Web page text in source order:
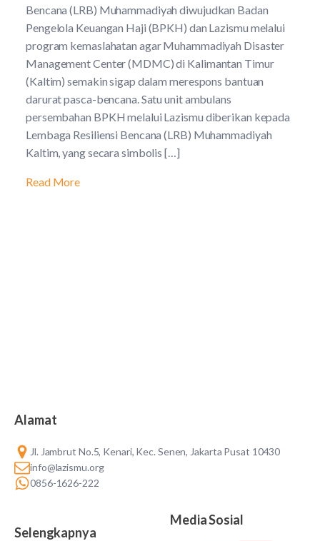
Bencana (LRB) Muhammadiyah diwujudkan Badan
Pengelola Keuangan Haji (BPKH) dan Lazismu melalui
program kemaslahatan agar Muhammadiyah Disaster
Management Center (MDMC) di Kalimantan Timur
(Kaltim) semakin sigap dalam merespons bantuan
darurat pasca-bencana. Satu unit ambulans
persembahan BPKH melalui Lazismu diberikan kepada
Lembaga Resiliensi Bencana (LRB) Muhammadiyah
Kaltim, yang secara simbolis […]
Read More
Alamat
Jl. Jambrut No.5, Kenari, Kec. Senen, Jakarta Pusat 10430
info@lazismu.org
0856-1626-222
Selengkapnya
Media Sosial